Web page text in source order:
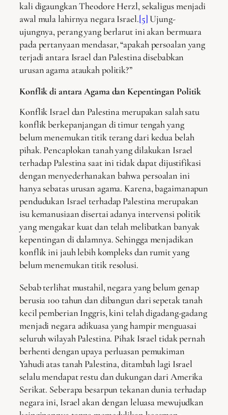
kali digaungkan Theodore Herzl, sekaligus menjadi
awal mula lahirnya negara Israel.[5]Ujung-
ujungnya, perang yang berlarut ini akan bermuara
pada pertanyaan mendasar, “apakah persoalan yang
terjadi antara Israel dan Palestina disebabkan
urusan agama ataukah politik?”
Konflik di antara Agama dan Kepentingan Politik
Konflik Israel dan Palestina merupakan salah satu
konflik berkepanjangan di timur tengah yang
belum menemukan titik terang dari kedua belah
pihak. Pencaplokan tanah yang dilakukan Israel
terhadap Palestina saat ini tidak dapat dijustifikasi
dengan menyederhanakan bahwa persoalan ini
hanya sebatas urusan agama. Karena, bagaimanapun
pendudukan Israel terhadap Palestina merupakan
isu kemanusiaan disertai adanya intervensi politik
yang mengakar kuat dan telah melibatkan banyak
kepentingan di dalamnya. Sehingga menjadikan
konflik ini jauh lebih kompleks dan rumit yang
belum menemukan titik resolusi.
Sebab terlihat mustahil, negara yang belum genap
berusia 100 tahun dan dibangun dari sepetak tanah
kecil pemberian Inggris, kini telah digadang-gadang
menjadi negara adikuasa yang hampir menguasai
seluruh wilayah Palestina. Pihak Israel tidak pernah
berhenti dengan upaya perluasan pemukiman
Yahudi atas tanah Palestina, ditambah lagi Israel
selalu mendapat restu dan dukungan dari Amerika
Serikat. Seberapa besarpun tekanan dunia terhadap
negara ini, Israel akan dengan leluasa mewujudkan